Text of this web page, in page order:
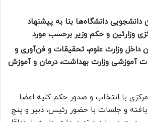
دانشجویی دانشگاه‌ها بنا به پیشنهاد
وزارتین و حکم وزیر برحسب مورد
داخل وزارت علوم، تحقیقات و فن‌آوری و
آموزشی وزارت بهداشت، درمان و آموزش
با انتخاب و صدور حکم کلیه اعضا
و جلسات با حضور رئیس، دبیر و پنج